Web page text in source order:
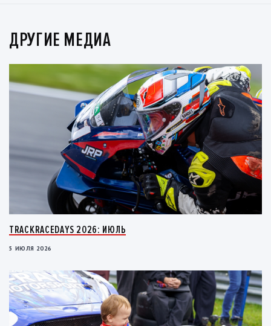
ДРУГИЕ МЕДИА
TRACKRACEDAYS 2026: ИЮЛЬ
5 ИЮЛЯ 2026